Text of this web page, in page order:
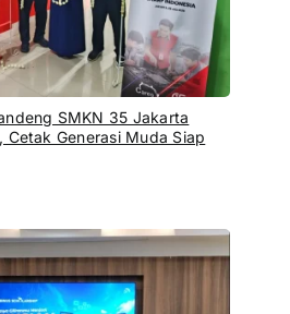
SMKN 35 Jakarta
Cetak Generasi Muda Siap